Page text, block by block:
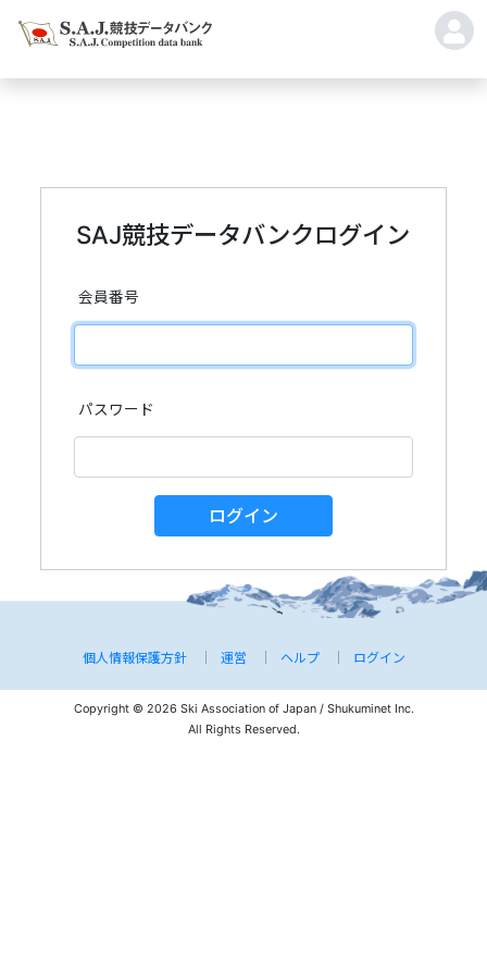
SAJ競技データバンクログイン
会員番号
パスワード
ログイン
個人情報保護方針 運営 ヘルプ ログイン
Copyright © 2026 Ski Association of Japan / Shukuminet Inc.
All Rights Reserved.